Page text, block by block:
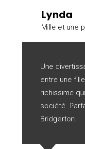
Lynda
Mille et une
Une
entre une
richissime
société.
Bridgerton.